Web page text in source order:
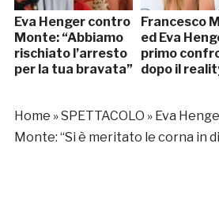
Eva Henger contro
Monte: “Abbiamo
rischiato l’arresto
per la tua bravata”
Francesco
ed Eva
primo
dopo il
Home »SPETTACOLO » Eva
Monte: “Si è meritato le corna in